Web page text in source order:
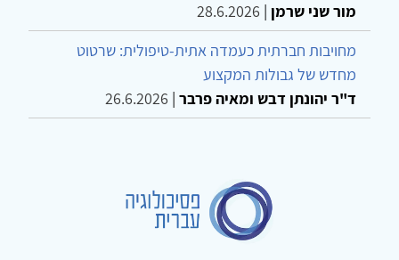
מור שני שרמן |
28.6.2026
מחויבות חברתית כעמדה אתית-טיפולית: שרטוט
מחדש של גבולות המקצוע
ד"ר יהונתן דבש ומאיה פרבר |
26.6.2026